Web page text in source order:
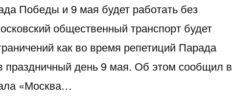
Победы и 9 мая будет работать без
общественный транспорт будет
как во время репетиций Парада
праздничный день 9 мая. Об этом сообщил в
«Москва…